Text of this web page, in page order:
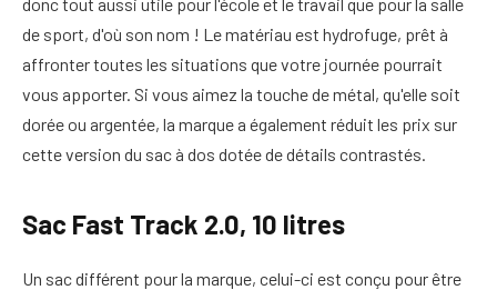
de sport, d'où son nom ! Le matériau est hydrofuge, prêt à
affronter toutes les situations que votre journée pourrait
vous apporter. Si vous aimez la touche de métal, qu'elle soit
dorée ou argentée, la marque a également réduit les prix sur
cette version du sac à dos dotée de détails contrastés.
Sac Fast Track 2.0, 10 litres
Un sac différent pour la marque, celui-ci est conçu pour être